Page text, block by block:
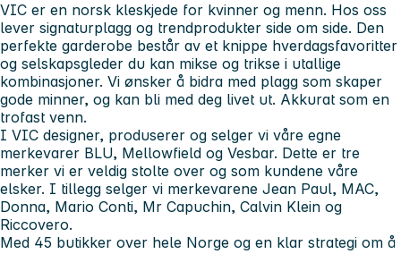
VIC er en norsk kleskjede for kvinner og menn. Hos oss
lever signaturplagg og trendprodukter side om side. Den
perfekte garderobe består av et knippe hverdagsfavoritter
og selskapsgleder du kan mikse og trikse i utallige
kombinasjoner. Vi ønsker å bidra med plagg som skaper
gode minner, og kan bli med deg livet ut. Akkurat som en
trofast venn.
I VIC designer, produserer og selger vi våre egne
merkevarer BLU, Mellowfield og Vesbar. Dette er tre
merker vi er veldig stolte over og som kundene våre
elsker. I tillegg selger vi merkevarene Jean Paul, MAC,
Donna, Mario Conti, Mr Capuchin, Calvin Klein og
Riccovero.
Med 45 butikker over hele Norge og en klar strategi om å